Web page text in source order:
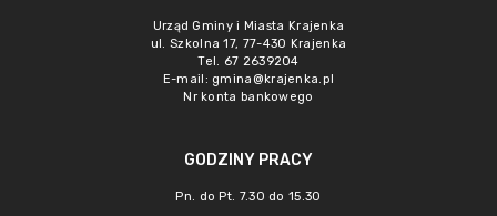
Urząd Gminy i Miasta Krajenka
ul. Szkolna 17, 77-430 Krajenka
Tel. 67 2639204
E-mail: gmina@krajenka.pl
Nr konta bankowego
GODZINY PRACY
Pn. do Pt. 7.30 do 15.30